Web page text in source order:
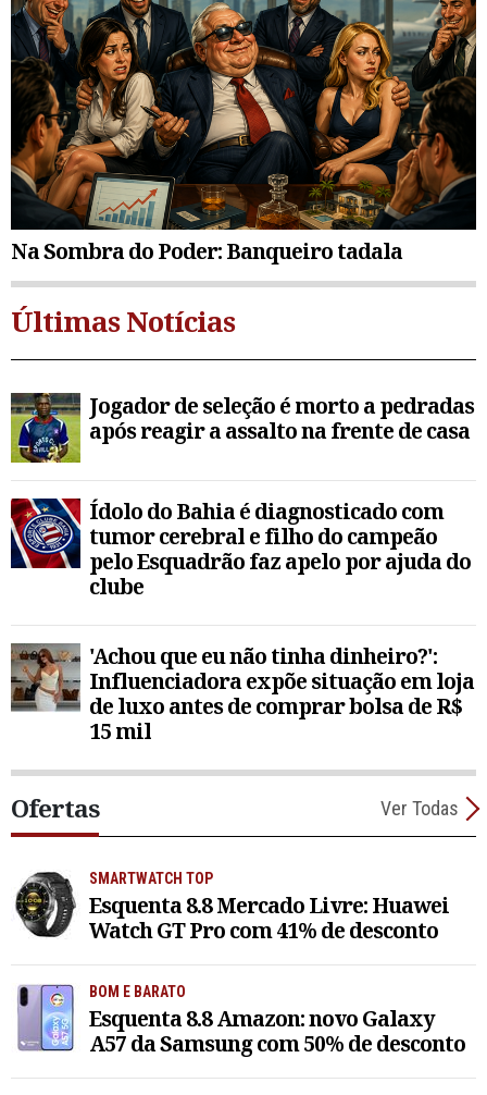
Na Sombra do Poder: Banqueiro tadala
Últimas Notícias
Jogador de seleção é morto a pedradas
após reagir a assalto na frente de casa
Ídolo do Bahia é diagnosticado com
tumor cerebral e filho do campeão
pelo Esquadrão faz apelo por ajuda do
clube
'Achou que eu não tinha dinheiro?':
Influenciadora expõe situação em loja
de luxo antes de comprar bolsa de R$
15 mil
Ofertas Ver Todas
SMARTWATCH TOP
Esquenta 8.8 Mercado Livre: Huawei
Watch GT Pro com 41% de desconto
BOM E BARATO
Esquenta 8.8 Amazon: novo Galaxy
A57 da Samsung com 50% de desconto